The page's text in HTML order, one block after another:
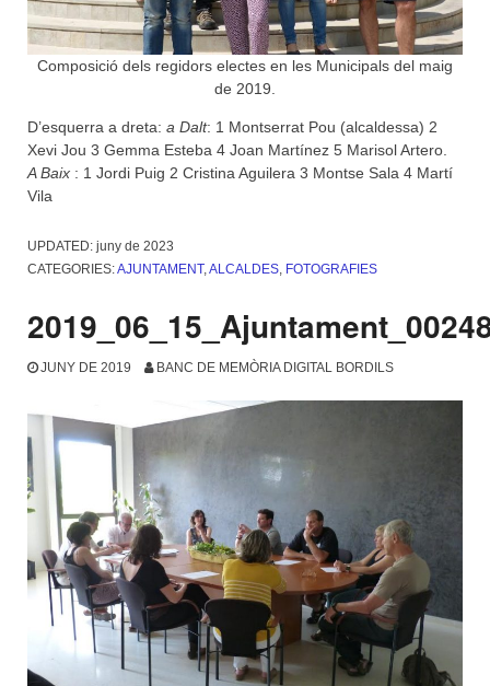
Composició dels regidors electes en les Municipals del maig
de 2019.
D’esquerra a dreta: a Dalt: 1 Montserrat Pou (alcaldessa) 2
Xevi Jou 3 Gemma Esteba 4 Joan Martínez 5 Marisol Artero.
A Baix : 1 Jordi Puig 2 Cristina Aguilera 3 Montse Sala 4 Martí
Vila
UPDATED: juny de 2023
CATEGORIES:AJUNTAMENT,ALCALDES, FOTOGRAFIES
JUNY DE 2019 BANC DE MEMÒRIA DIGITAL BORDILS